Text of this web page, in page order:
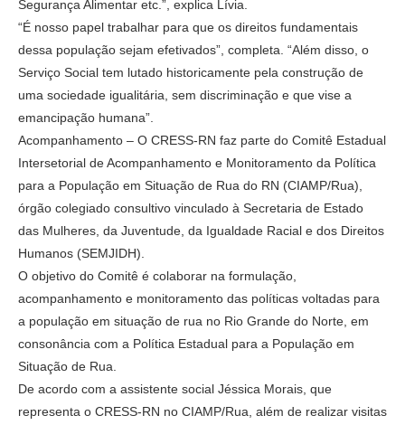
Segurança Alimentar etc.”, explica Lívia.
“É nosso papel trabalhar para que os direitos fundamentais
dessa população sejam efetivados”, completa. “Além disso, o
Serviço Social tem lutado historicamente pela construção de
uma sociedade igualitária, sem discriminação e que vise a
emancipação humana”.
Acompanhamento – O CRESS-RN faz parte do Comitê Estadual
Intersetorial de Acompanhamento e Monitoramento da Política
para a População em Situação de Rua do RN (CIAMP/Rua),
órgão colegiado consultivo vinculado à Secretaria de Estado
das Mulheres, da Juventude, da Igualdade Racial e dos Direitos
Humanos (SEMJIDH).
O objetivo do Comitê é colaborar na formulação,
acompanhamento e monitoramento das políticas voltadas para
a população em situação de rua no Rio Grande do Norte, em
consonância com a Política Estadual para a População em
Situação de Rua.
De acordo com a assistente social Jéssica Morais, que
representa o CRESS-RN no CIAMP/Rua, além de realizar visitas